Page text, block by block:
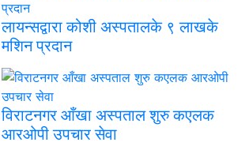
लायन्सद्वारा कोशी अस्पतालके ९ लाखके
मशिन प्रदान
विराटनगर आँखा अस्पताल शुरु कएलक
आरओपी उपचार सेवा